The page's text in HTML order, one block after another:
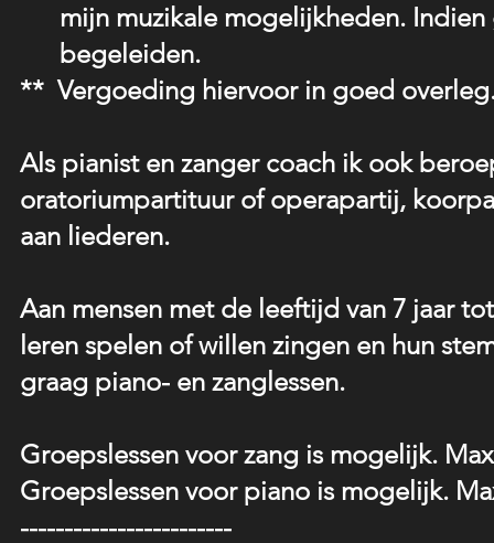
mijn muzikale mogelijkheden. Indien
begeleiden.
** Vergoeding hiervoor in goed
​Als pianist en zanger coach ik ook
oratoriumpartituur of operapartij,
aan liederen.
Aan mensen met de leeftijd van 7 jaar
leren spelen of willen zingen en hun
graag piano- en zanglessen.
Groepslessen voor zang is mogelijk.
Groepslessen voor piano is mogelijk.
------------------------